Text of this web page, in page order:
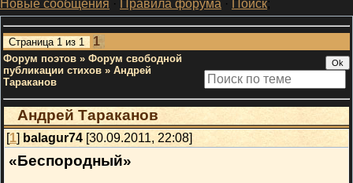
Новые сообщения · Правила форума · Поиск;
Страница 1 из 1 1
Форум поэтов » Форум свободной
публикации стихов » Андрей
Тараканов
Андрей Тараканов
[1] balagur74 [30.09.2011, 22:08]
«Беспородный»